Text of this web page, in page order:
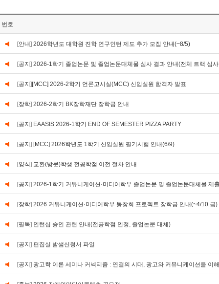
번호
[안내] 2026학년도 대학원 진학 연구인턴 제도 추가 모집 안내(~8/5)
[공지] 2026-1학기 졸업논문 및 졸업논문대체물 심사 결과 안내(전체 트랙 심
[공지][MCC] 2026-2학기 언론고시실(MCC) 신입실원 합격자 발표
[장학] 2026-2학기 BK장학재단 장학금 안내
[공지] EAASIS 2026-1학기 END OF SEMESTER PIZZA PARTY
[공지] [MCC] 2026학년도 1학기 신입실원 필기시험 안내(6/9)
[양식] 교환(방문)학생 전공학점 이전 절차 안내
[공지] 2026-1학기 커뮤니케이션·미디어학부 졸업논문 및 졸업논문대체물 제
[장학] 2026 커뮤니케이션·미디어학부 동창회 프로젝트 장학금 안내(~4/10 금)
[필독] 인턴십 승인 관련 안내(전공학점 인정, 졸업논문 대체)
[공지] 편집실 밤샘신청서 파일
[공지] 광고학 이론 세미나 커넥티즘 : 연결의 시대, 광고와 커뮤니케이션을 이